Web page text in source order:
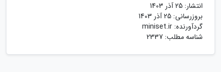
انتشار: 25 آذر 1403
بروزرسانی: 25 آذر 1403
گردآورنده: miniset.ir
شناسه مطلب: 2337